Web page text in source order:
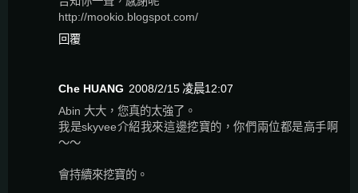
http://mookio.blogspot.com/
回覆
Che HUANG 2008/2/15 凌晨12:07
Abin 大大，您真的太強了。
我是skyvee介紹我來這邊挖寶的，你們兩位都是高手啊
～～
會持續來挖寶的。